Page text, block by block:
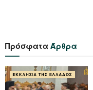
ΠρόσφαταΆρθρα
ΕΚΚΛΗΣΊΑ ΤΗΣ ΕΛΛΆΔΟΣ